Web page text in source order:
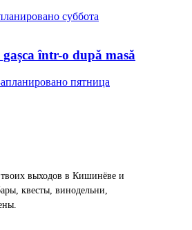
суббота
într-o după masă
пятница
выходов в Кишинёве и
квесты, винодельни,